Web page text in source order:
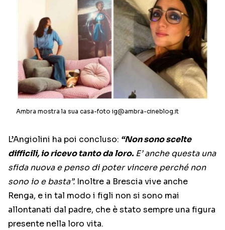
Ambra mostra la sua casa-foto ig@ambra-cineblog.it
L’Angiolini ha poi concluso: “Non sono scelte
difficili, io ricevo tanto da loro.E’ anche questa una
sfida nuova e penso di poter vincere perché non
sono io e basta”. Inoltre a Brescia vive anche
Renga, e in tal modo i figli non si sono mai
allontanati dal padre, che è stato sempre una figura
presente nella loro vita.